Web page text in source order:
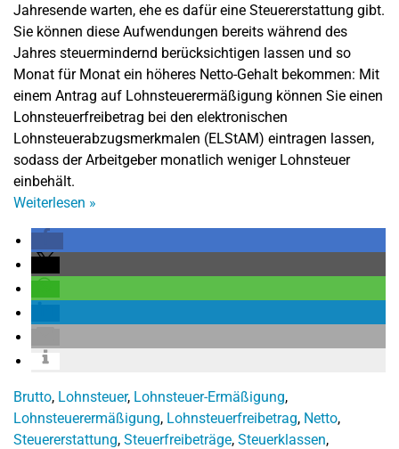
Jahresende warten, ehe es dafür eine Steuererstattung gibt.
Sie können diese Aufwendungen bereits während des
Jahres steuermindernd berücksichtigen lassen und so
Monat für Monat ein höheres Netto-Gehalt bekommen: Mit
einem Antrag auf Lohnsteuerermäßigung können Sie einen
Lohnsteuerfreibetrag bei den elektronischen
Lohnsteuerabzugsmerkmalen (ELStAM) eintragen lassen,
sodass der Arbeitgeber monatlich weniger Lohnsteuer
einbehält.
Weiterlesen »
Brutto, Lohnsteuer, Lohnsteuer-Ermäßigung,
Lohnsteuerermäßigung, Lohnsteuerfreibetrag, Netto,
Steuererstattung, Steuerfreibeträge, Steuerklassen,